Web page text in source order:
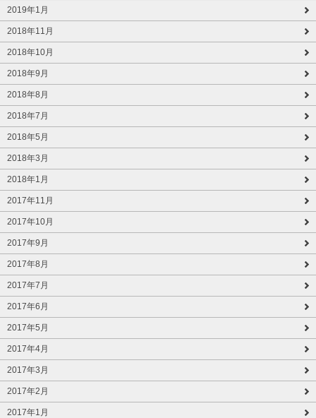
2019年1月
2018年11月
2018年10月
2018年9月
2018年8月
2018年7月
2018年5月
2018年3月
2018年1月
2017年11月
2017年10月
2017年9月
2017年8月
2017年7月
2017年6月
2017年5月
2017年4月
2017年3月
2017年2月
2017年1月